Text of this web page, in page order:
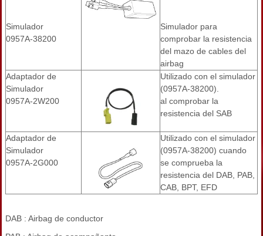
Simulador
0957A-38200
Simulador para
comprobar la resistencia
del mazo de cables del
airbag
Adaptador de
Simulador
0957A-2W200
Utilizado con el simulador
(0957A-38200).
al comprobar la
resistencia del SAB
Adaptador de
Simulador
0957A-2G000
Utilizado con el simulador
(0957A-38200) cuando
se comprueba la
resistencia del DAB, PAB,
CAB, BPT, EFD
DAB : Airbag de conductor